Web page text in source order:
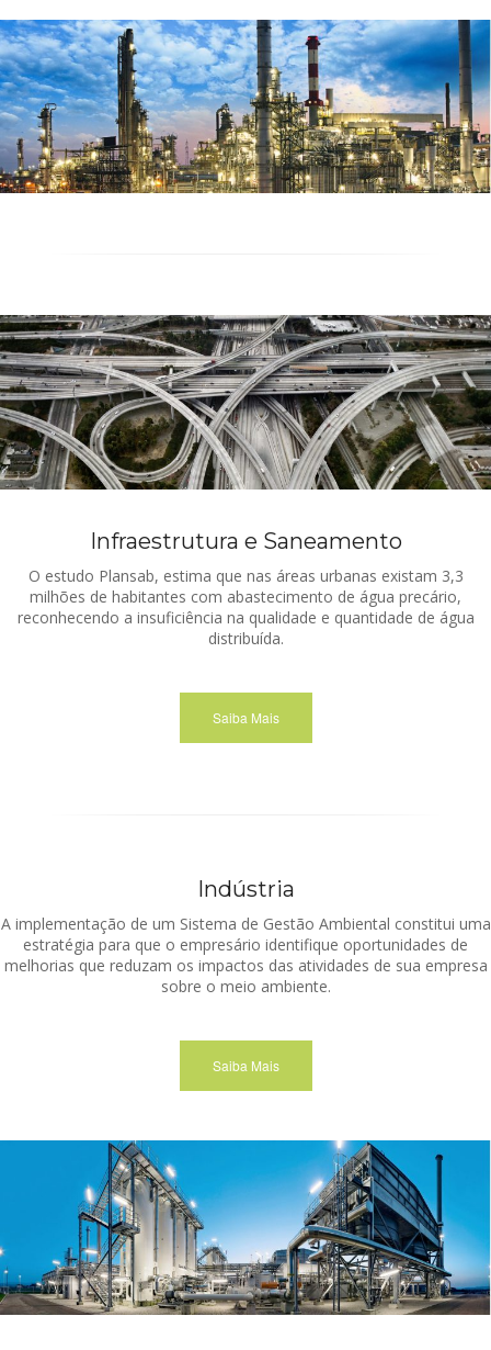
Infraestrutura e Saneamento
O estudo Plansab, estima que nas áreas urbanas existam 3,3
milhões de habitantes com abastecimento de água precário,
reconhecendo a insuficiência na qualidade e quantidade de água
distribuída.
Saiba Mais
Indústria
A implementação de um Sistema de Gestão Ambiental constitui uma
estratégia para que o empresário identifique oportunidades de
melhorias que reduzam os impactos das atividades de sua empresa
sobre o meio ambiente.
Saiba Mais